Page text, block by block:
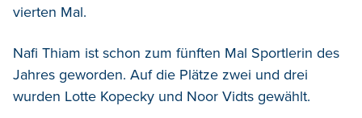
vierten Mal.
Nafi Thiam ist schon zum fünften Mal Sportlerin des
Jahres geworden. Auf die Plätze zwei und drei
wurden Lotte Kopecky und Noor Vidts gewählt.